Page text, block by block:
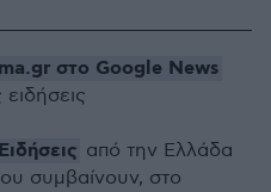
στο Google News
Ειδήσεις από την Ελλάδα
συμβαίνουν, στο